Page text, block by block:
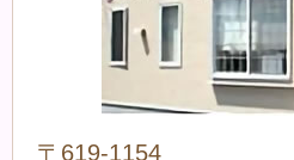
〒619-1154